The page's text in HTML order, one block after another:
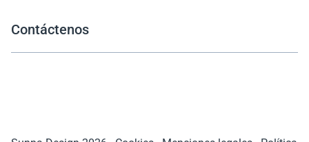
Contáctenos